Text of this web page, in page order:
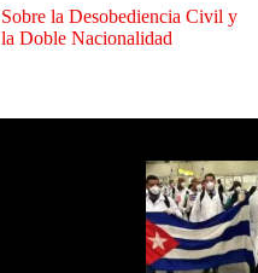
Sobre la Desobediencia Civil y
la Doble Nacionalidad